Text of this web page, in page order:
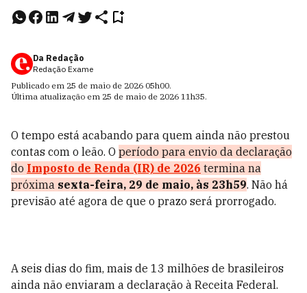
Da Redação
Redação Exame
Publicado em 25 de maio de 2026 05h00.
Última atualização em 25 de maio de 2026 11h35.
O tempo está acabando para quem ainda não prestou
contas com o leão. O período para envio da declaração
do Imposto de Renda (IR) de 2026 termina na
próxima sexta-feira, 29 de maio, às 23h59. Não há
previsão até agora de que o prazo será prorrogado.
A seis dias do fim, mais de 13 milhões de brasileiros
ainda não enviaram a declaração à Receita Federal.